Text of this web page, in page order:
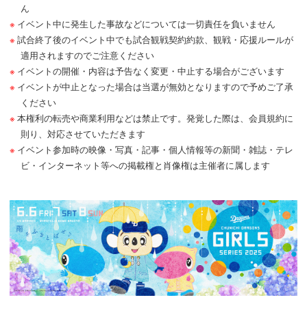
ん
イベント中に発生した事故などについては一切責任を負いません
試合終了後のイベント中でも試合観戦契約約款、観戦・応援ルールが
適用されますのでご注意ください
イベントの開催・内容は予告なく変更・中止する場合がございます
イベントが中止となった場合は当選が無効となりますので予めご了承
ください
本権利の転売や商業利用などは禁止です。発覚した際は、会員規約に
則り、対応させていただきます
イベント参加時の映像・写真・記事・個人情報等の新聞・雑誌・テレ
ビ・インターネット等への掲載権と肖像権は主催者に属します